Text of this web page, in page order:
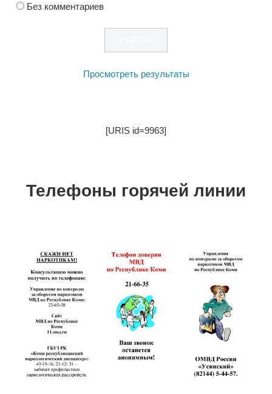
Без комментариев
Просмотреть результаты
[URIS id=9963]
Телефоны горячей линии